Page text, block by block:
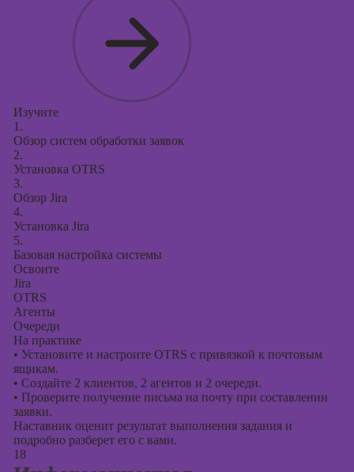
Изучите
1.
Обзор систем обработки заявок
2.
Установка OTRS
3.
Обзор Jira
4.
Установка Jira
5.
Базовая настройка системы
Освоите
Jira
OTRS
Агенты
Очереди
На практике
• Установите и настроите OTRS с привязкой к почтовым
ящикам.
• Создайте 2 клиентов, 2 агентов и 2 очереди.
• Проверите получение письма на почту при составлении
заявки.
Наставник оценит результат выполнения задания и
подробно разберет его с вами.
18